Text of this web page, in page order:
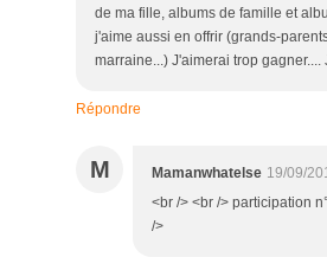
de ma fille, albums de famille et
j'aime aussi en offrir (grands-
marraine...) J'aimerai trop gagner....
Répondre
M Mamanwhatelse 19/09/
<br /> <br /> participation
/>